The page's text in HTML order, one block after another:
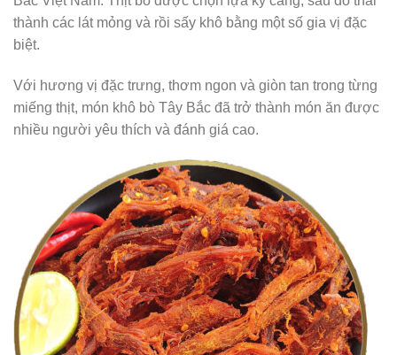
thành các lát mỏng và rồi sấy khô bằng một số gia vị đặc
biệt.
Với hương vị đặc trưng, thơm ngon và giòn tan trong từng
miếng thịt, món khô bò Tây Bắc đã trở thành món ăn được
nhiều người yêu thích và đánh giá cao.